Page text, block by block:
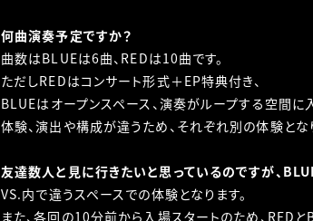
何曲演奏予定ですか？
曲数はBLUEは6曲、REDは10曲です。
ただしREDはコンサート形式＋EP特典付き、
BLUEはオープンスペース、演奏がループする空間に
体験、演出や構成が違うため、それぞれ別の体験とな
友達数人と見に行きたいと思っているのですが、
VS.内で違うスペースでの体験となります。
また、各回の10分前から入場スタートのため、